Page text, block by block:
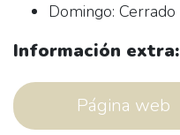
Domingo: Cerrado
Información extra:
Página web